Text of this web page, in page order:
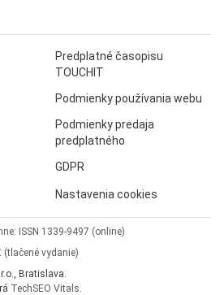
Predplatné časopisu
TOUCHIT
Podmienky používania webu
Podmienky predaja
predplatného
GDPR
Nastavenia cookies
ISSN 1339-9497 (online)
(tlačené vydanie)
Bratislava.
TechSEO Vitals.